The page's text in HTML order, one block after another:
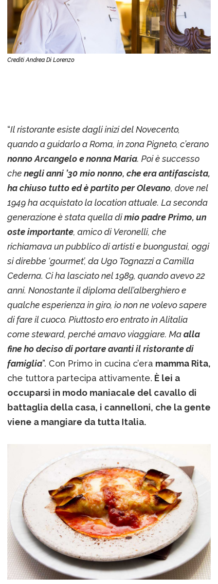
Crediti Andrea Di Lorenzo
“Il ristorante esiste dagli inizi del Novecento,
quando a guidarlo a Roma, in zona Pigneto, c’erano
nonno Arcangelo e nonna Maria. Poi è successo
chenegli anni ’30 mio nonno, che era antifascista,
ha chiuso tutto ed è partito per Olevano, dove nel
1949 ha acquistato la location attuale. La seconda
generazione è stata quella dimio padre Primo, un
oste importante, amico di Veronelli, che
richiamava un pubblico di artisti e buongustai, oggi
si direbbe ‘gourmet’, da Ugo Tognazzi a Camilla
Cederna. Ci ha lasciato nel 1989, quando avevo 22
anni. Nonostante il diploma dell’alberghiero e
qualche esperienza in giro, io non ne volevo sapere
di fare il cuoco. Piuttosto ero entrato in Alitalia
come steward, perché amavo viaggiare. Maalla
fine ho deciso di portare avanti il ristorante di
famiglia”. Con Primo in cucina c’era mamma Rita,
che tuttora partecipa attivamente. È lei a
occuparsi in modo maniacale del cavallo di
battaglia della casa, i cannelloni, che la gente
viene a mangiare da tutta Italia.